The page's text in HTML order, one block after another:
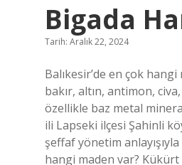
Bigada
Tarih: Aralık 22, 2024
Balıkesir’de en çok
bakır, altın, antimon,
özellikle baz metal
ili Lapseki ilçesi Şahinli
şeffaf yönetim
hangi maden var? Kükürt